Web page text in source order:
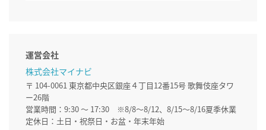
運営会社
株式会社マイナビ
〒 104-0061 東京都中央区銀座４丁目12番15号 歌舞伎座タワ
ー26階
営業時間：9:30 ～ 17:30 ※8/8～8/12、8/15～8/16夏季休業
定休日：土日・祝祭日・お盆・年末年始